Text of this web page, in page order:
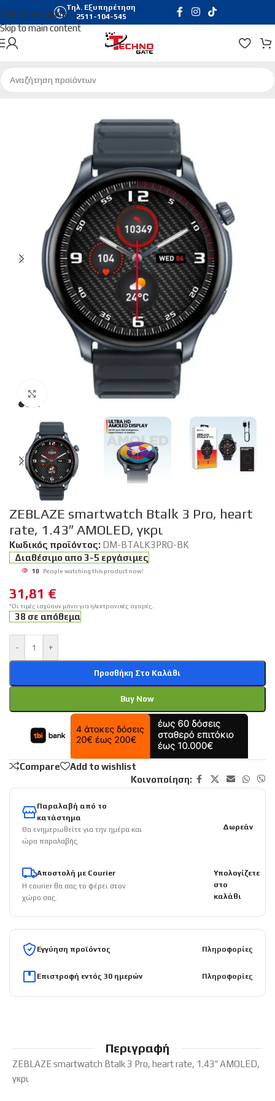
Skip to navigation
Skip to main content
Τηλ. Εξυπηρέτηση
2511-104-545
Αρχική σελίδα/Gadgets/Smartwatches
Click to enlarge
ZEBLAZE smartwatch Btalk 3 Pro, heart
rate, 1.43″ AMOLED, γκρι
Κωδικός προϊόντος: DM-BTALK3PRO-BK
Διαθέσιμο απο 3-5 εργάσιμες
10 People watching this product now!
31,81 €
*Οι τιμές ισχύουν μόνο για ηλεκτρονικές αγορές.
38 σε απόθεμα
- +
Προσθήκη Στο Καλάθι
Buy Now
Compare
Add to wishlist
Κοινοποίηση:
Παραλαβή από το
κατάστημα
Θα ενημερωθείτε για την ημέρα και
ώρα παραλαβής.
Δωρεάν
Αποστολή με Courier
Η courier θα σας το φέρει στον
χώρο σας.
Υπολογίζετε
στο
καλάθι
Εγγύηση προϊόντος Πληροφορίες
Επιστροφή εντός 30 ημερών Πληροφορίες
Περιγραφή
ZEBLAZE smartwatch Btalk 3 Pro, heart rate, 1.43″ AMOLED,
γκρι